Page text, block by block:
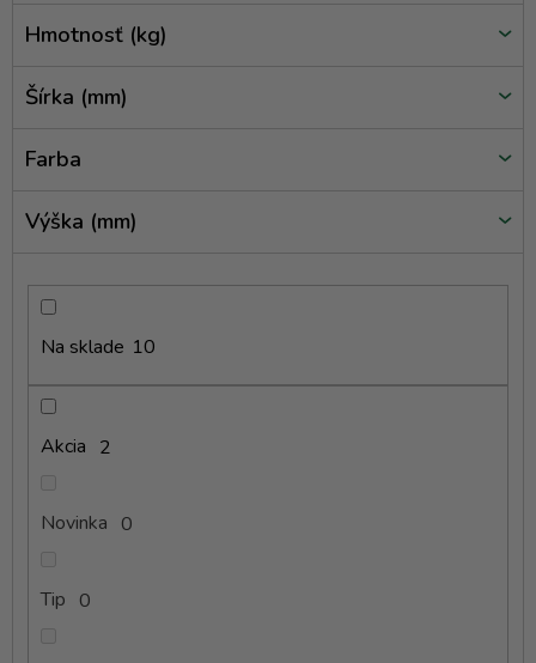
Na sklade 10
Akcia 2
Novinka 0
Tip 0
Hmotnosť (kg)
Šírka (mm)
Farba
Výška (mm)
o